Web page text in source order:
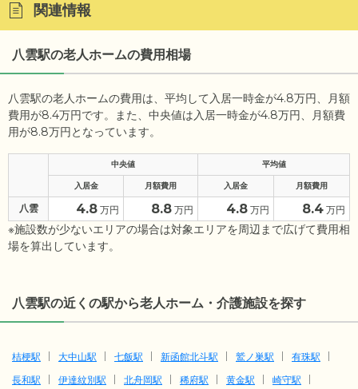
関連情報
八雲駅の老人ホームの費用相場
八雲駅の老人ホームの費用は、平均して入居一時金が4.8万円、月額
費用が8.4万円です。また、中央値は入居一時金が4.8万円、月額費
用が8.8万円となっています。
中央値 平均値
入居金 月額費用 入居金 月額費用
八雲 4.8 万円 8.8 万円 4.8 万円 8.4 万円
※施設数が少ないエリアの場合は対象エリアを周辺まで広げて費用相
場を算出しています。
八雲駅の近くの駅から老人ホーム・介護施設を探す
桔梗駅 大中山駅 七飯駅 新函館北斗駅 鷲ノ巣駅
有珠駅
長和駅
伊達紋別駅 北舟岡駅 稀府駅 黄金駅
崎守駅